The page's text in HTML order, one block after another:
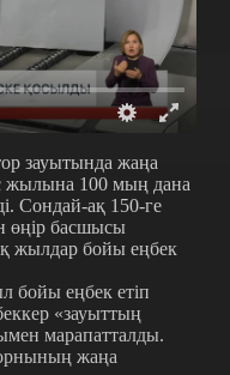
зауытында жаңа
жылына 100 мың дана
Сондай-ақ 150-ге
өңір басшысы
жылдар бойы еңбек
бойы еңбек етіп
«зауыттың
марапатталды.
орнының жаңа